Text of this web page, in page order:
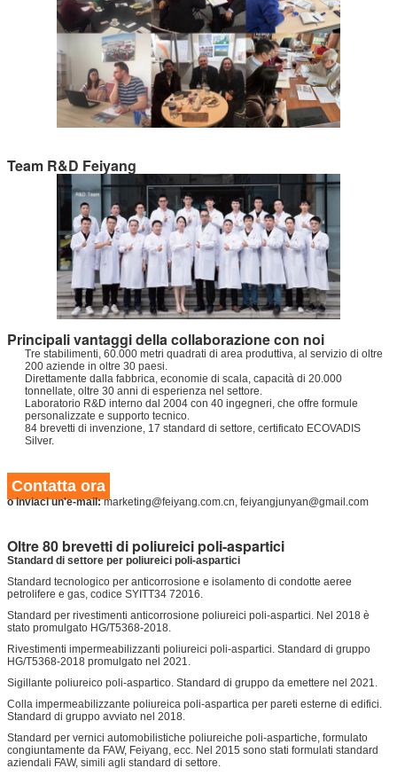
Team R&D Feiyang
Principali vantaggi della collaborazione con noi
Tre stabilimenti, 60.000 metri quadrati di area produttiva, al servizio di oltre
200 aziende in oltre 30 paesi.
Direttamente dalla fabbrica, economie di scala, capacità di 20.000
tonnellate, oltre 30 anni di esperienza nel settore.
Laboratorio R&D interno dal 2004 con 40 ingegneri, che offre formule
personalizzate e supporto tecnico.
84 brevetti di invenzione, 17 standard di settore, certificato ECOVADIS
Silver.
Contatta ora
o inviaci un'e-mail:marketing@feiyang.com.cn, feiyangjunyan@gmail.com
Oltre 80 brevetti di poliureici poli-aspartici
Standard di settore per poliureici poli-aspartici
Standard tecnologico per anticorrosione e isolamento di condotte aeree
petrolifere e gas, codice SYITT34 72016.
Standard per rivestimenti anticorrosione poliureici poli-aspartici. Nel 2018 è
stato promulgato HG/T5368-2018.
Rivestimenti impermeabilizzanti poliureici poli-aspartici. Standard di gruppo
HG/T5368-2018 promulgato nel 2021.
Sigillante poliureico poli-aspartico. Standard di gruppo da emettere nel 2021.
Colla impermeabilizzante poliureica poli-aspartica per pareti esterne di edifici.
Standard di gruppo avviato nel 2018.
Standard per vernici automobilistiche poliureiche poli-aspartiche, formulato
congiuntamente da FAW, Feiyang, ecc. Nel 2015 sono stati formulati standard
aziendali FAW, simili agli standard di settore.